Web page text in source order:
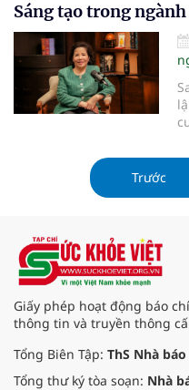
Sáng tạo trong
Trước
Giấy phép hoạt động báo
thông tin và truyền thông
Tổng Biên Tập: ThS Nhà
Tổng thư ký tòa soạn: Nhà